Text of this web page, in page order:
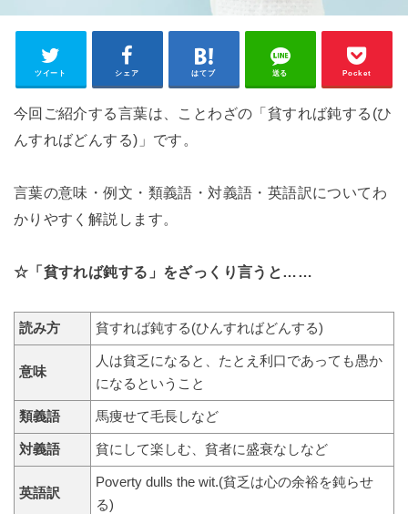
ツイート シェア はてブ 送る Pocket
今回ご紹介する言葉は、ことわざの「貧すれば鈍する(ひ
んすればどんする)」です。
言葉の意味・例文・類義語・対義語・英語訳についてわ
かりやすく解説します。
☆「貧すれば鈍する」をざっくり言うと……
読み方 貧すれば鈍する(ひんすればどんする)
意味
人は貧乏になると、たとえ利口であっても愚か
になるということ
類義語 馬痩せて毛長しなど
対義語 貧にして楽しむ、貧者に盛衰なしなど
英語訳
Poverty dulls the wit.(貧乏は心の余裕を鈍らせ
る)